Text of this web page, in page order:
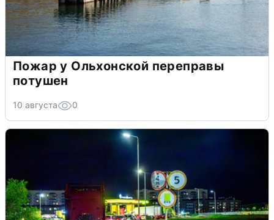
Пожар у Ольхонской переправы
потушен
10 августа 0